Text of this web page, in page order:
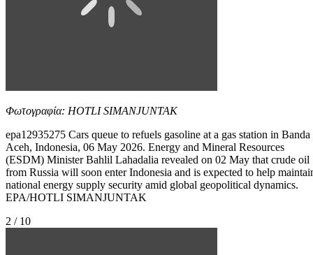
Φωτογραφία: HOTLI SIMANJUNTAK
epa12935275 Cars queue to refuels gasoline at a gas station in Banda
Aceh, Indonesia, 06 May 2026. Energy and Mineral Resources
(ESDM) Minister Bahlil Lahadalia revealed on 02 May that crude oil
from Russia will soon enter Indonesia and is expected to help
national energy supply security amid global geopolitical dynamics.
EPA/HOTLI SIMANJUNTAK
2 / 10